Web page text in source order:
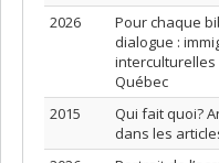
2026
Pour chaque
dialogue :
Québec
2015
Qui fait quoi?
dans les